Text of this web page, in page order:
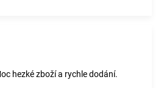
hezké zboží a rychle dodání.